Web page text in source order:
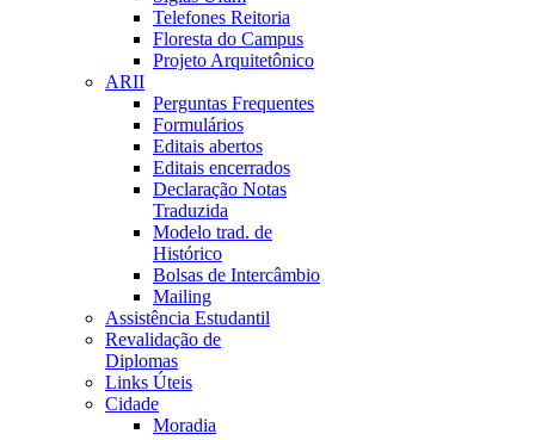
Telefones Reitoria
Floresta do Campus
Projeto Arquitetônico
ARII
Perguntas Frequentes
Formulários
Editais abertos
Editais encerrados
Declaração Notas
Traduzida
Modelo trad. de
Histórico
Bolsas de Intercâmbio
Mailing
Assistência Estudantil
Revalidação de
Diplomas
Links Úteis
Cidade
Moradia